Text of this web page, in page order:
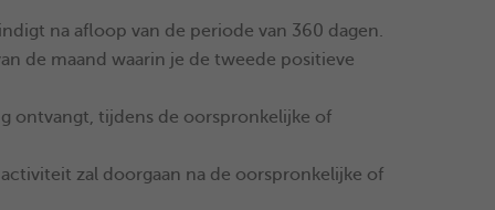
na afloop van de periode van 360 dagen.
de maand waarin je de tweede positieve
ontvangt, tijdens de oorspronkelijke of
zal doorgaan na de oorspronkelijke of